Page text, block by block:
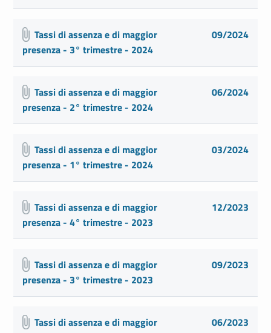
Tassi di assenza e di maggior
presenza - 3° trimestre - 2024
09/2024
Tassi di assenza e di maggior
presenza - 2° trimestre - 2024
06/2024
Tassi di assenza e di maggior
presenza - 1° trimestre - 2024
03/2024
Tassi di assenza e di maggior
presenza - 4° trimestre - 2023
12/2023
Tassi di assenza e di maggior
presenza - 3° trimestre - 2023
09/2023
Tassi di assenza e di maggior
06/2023